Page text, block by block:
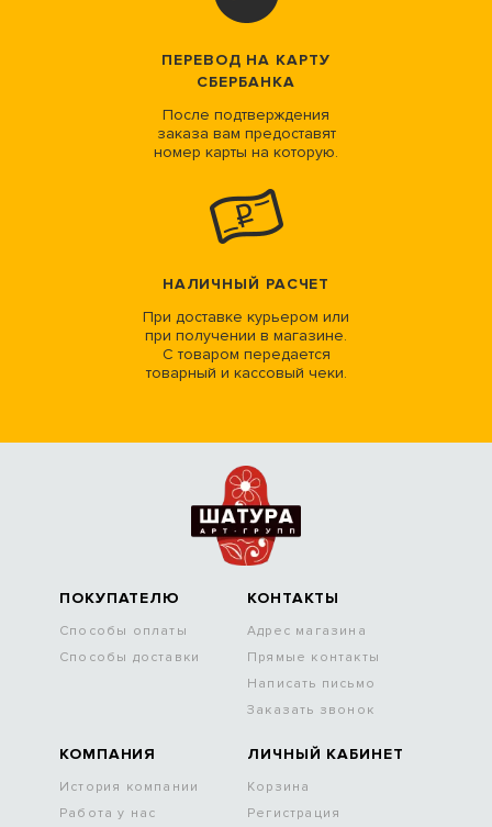
ПЕРЕВОД НА КАРТУ
СБЕРБАНКА
После подтверждения
заказа вам предоставят
номер карты на которую.
НАЛИЧНЫЙ РАСЧЕТ
При доставке курьером или
при получении в магазине.
С товаром передается
товарный и кассовый чеки.
ПОКУПАТЕЛЮ
Способы оплаты
Способы доставки
КОНТАКТЫ
Адрес магазина
Прямые контакты
Написать письмо
Заказать звонок
КОМПАНИЯ
История компании
Работа у нас
ЛИЧНЫЙ КАБИНЕТ
Корзина
Регистрация